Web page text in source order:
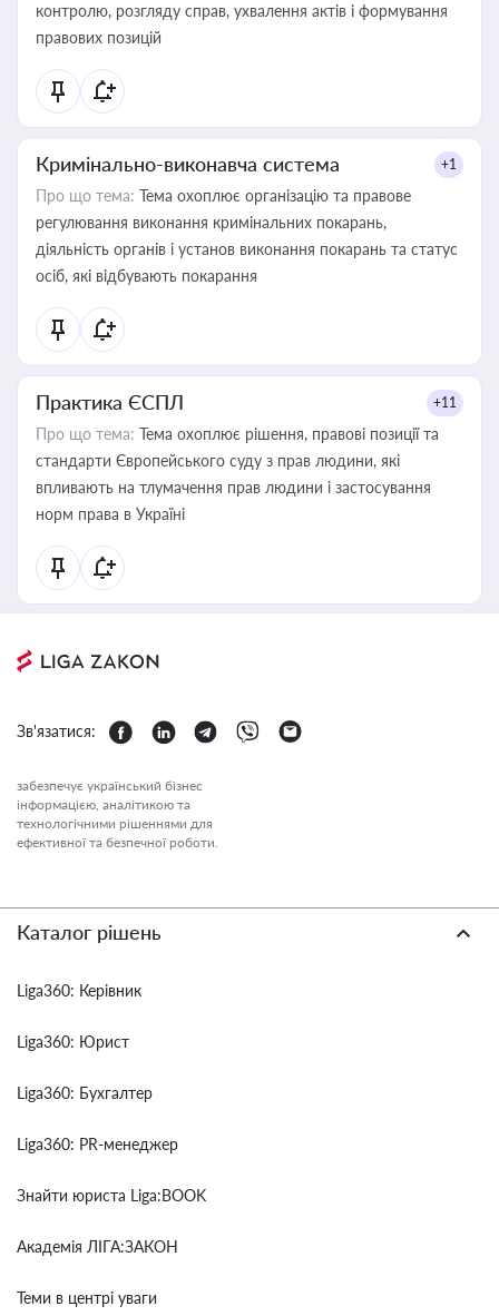
контролю, розгляду справ, ухвалення актів і формування
правових позицій
Кримінально-виконавча система +1
Про що тема: Тема охоплює організацію та правове
регулювання виконання кримінальних покарань,
діяльність органів і установ виконання покарань та статус
осіб, які відбувають покарання
Практика ЄСПЛ +11
Про що тема: Тема охоплює рішення, правові позиції та
стандарти Європейського суду з прав людини, які
впливають на тлумачення прав людини і застосування
норм права в Україні
Зв'язатися:
забезпечує український бізнес
інформацією, аналітикою та
технологічними рішеннями для
ефективної та безпечної роботи.
Каталог рішень
Liga360: Керівник
Liga360: Юрист
Liga360: Бухгалтер
Liga360: PR-менеджер
Знайти юриста Liga:BOOK
Академія ЛІГА:ЗАКОН
Теми в центрі уваги